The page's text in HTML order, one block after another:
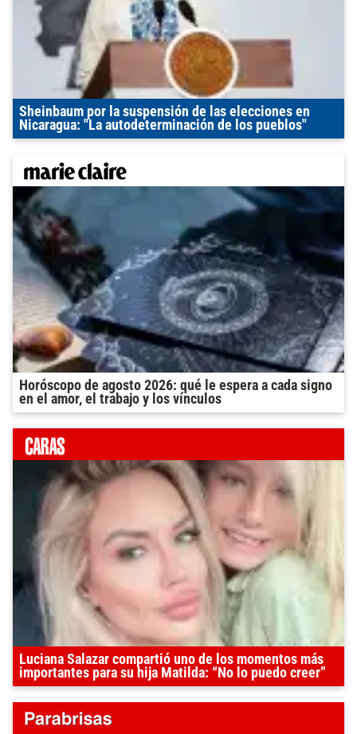
Sheinbaum por la suspensión de las elecciones en
Nicaragua: "La autodeterminación de los pueblos"
Horóscopo de agosto 2026: qué le espera a cada signo
en el amor, el trabajo y los vínculos
Luciana Salazar compartió uno de los momentos más
importantes para su hija Matilda: “No lo puedo creer”